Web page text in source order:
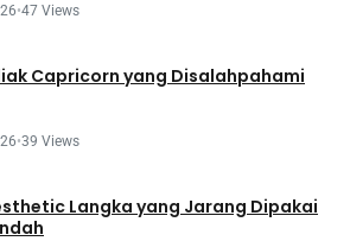
•47 Views
Capricorn yang Disalahpahami
•39 Views
Langka yang Jarang Dipakai